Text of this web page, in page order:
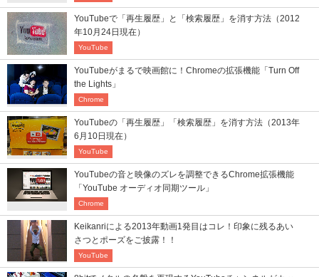
YouTubeで「再生履歴」と「検索履歴」を消す方法（2012
年10月24日現在）
YouTube
YouTubeがまるで映画館に！Chromeの拡張機能「Turn Off
the Lights」
Chrome
YouTubeの「再生履歴」「検索履歴」を消す方法（2013年
6月10日現在）
YouTube
YouTubeの音と映像のズレを調整できるChrome拡張機能
「YouTube オーディオ同期ツール」
Chrome
Keikanriによる2013年動画1発目はコレ！印象に残るあい
さつとポーズをご披露！！
YouTube